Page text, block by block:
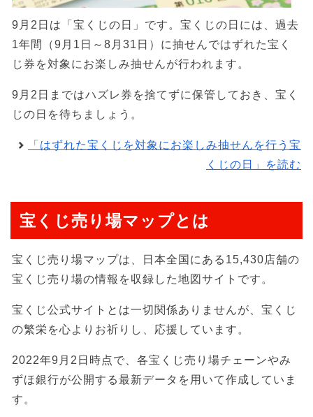
9月2日は「宝くじの日」です。宝くじの日には、過去
1年間（9月1日～8月31日）に抽せんではずれた宝く
じ券を対象にお楽しみ抽せんが行われます。
9月2日まではハズレ券を捨てずに保管しておき、宝く
じの日を待ちましょう。
「はずれた宝くじを対象にお楽しみ抽せんを行う宝
くじの日」を読む
宝くじ売り場マップとは
宝くじ売り場マップは、日本全国にある15,430店舗の
宝くじ売り場の情報を収録した地図サイトです。
宝くじ公式サイトとは一切関係ありませんが、宝くじ
の繁栄を心よりお祈りし、応援しています。
2022年9月2日時点で、各宝くじ売り場チェーンやみ
ずほ銀行が公開する最新データを用いて作成していま
す。